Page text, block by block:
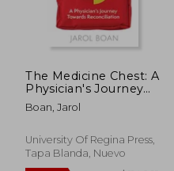
dcto. $ 114.084
The Medicine Chest: A
Physician's Journey
Towards
Reconciliation (en
Boan, Jarol
University Of Regina Press,
Tapa Blanda, Nuevo